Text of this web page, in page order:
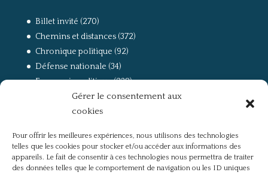
Gérer le consentement aux
cookies
Pour offrir les meilleures expériences, nous utilisons des technologies
telles que les cookies pour stocker et/ou accéder aux informations des
appareils. Le fait de consentir à ces technologies nous permettra de traiter
des données telles que le comportement de navigation ou les ID uniques
Billet invité (270)
Chemins et distances(372)
Chronique politique (92)
Défense nationale (34)
Economie politique(238)
(168)
La guerre, la Résistance et la Déportation
Non classé(42)
Partis politiques, intelligentsia, médias(750)
Présentation(4)